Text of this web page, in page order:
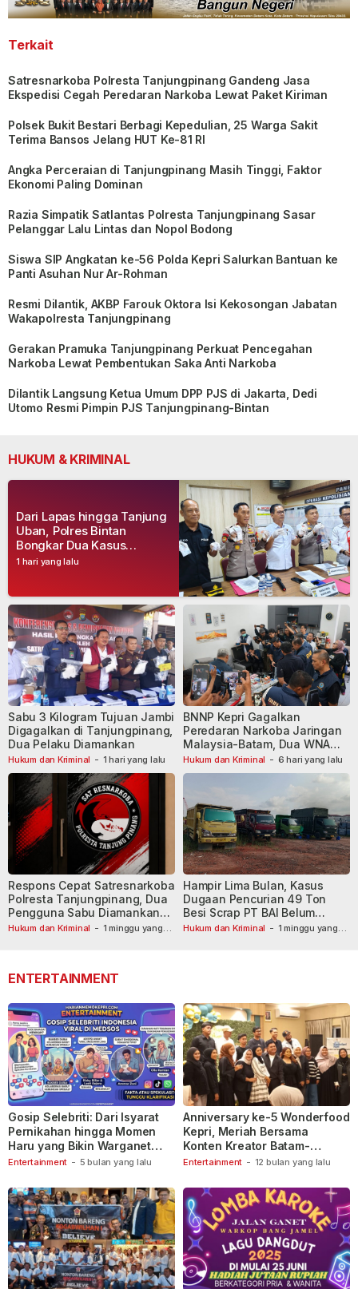
Terkait
Satresnarkoba Polresta Tanjungpinang Gandeng Jasa
Ekspedisi Cegah Peredaran Narkoba Lewat Paket Kiriman
Polsek Bukit Bestari Berbagi Kepedulian, 25 Warga Sakit
Terima Bansos Jelang HUT Ke-81 RI
Angka Perceraian di Tanjungpinang Masih Tinggi, Faktor
Ekonomi Paling Dominan
Razia Simpatik Satlantas Polresta Tanjungpinang Sasar
Pelanggar Lalu Lintas dan Nopol Bodong
Siswa SIP Angkatan ke-56 Polda Kepri Salurkan Bantuan ke
Panti Asuhan Nur Ar-Rohman
Resmi Dilantik, AKBP Farouk Oktora Isi Kekosongan Jabatan
Wakapolresta Tanjungpinang
Gerakan Pramuka Tanjungpinang Perkuat Pencegahan
Narkoba Lewat Pembentukan Saka Anti Narkoba
Dilantik Langsung Ketua Umum DPP PJS di Jakarta, Dedi
Utomo Resmi Pimpin PJS Tanjungpinang-Bintan
HUKUM & KRIMINAL
1 hari yang lalu
Dari Lapas hingga Tanjung
Uban, Polres Bintan
Bongkar Dua Kasus
Narkoba, Empat Tersangka
Hukum dan Kriminal - 1 hari yang lalu
Sabu 3 Kilogram Tujuan Jambi
Digagalkan di Tanjungpinang,
Dua Pelaku Diamankan
Hukum dan Kriminal - 6 hari yang lalu
BNNP Kepri Gagalkan
Peredaran Narkoba Jaringan
Malaysia-Batam, Dua WNA
Masih Diburu
Hukum dan Kriminal - 1 minggu yang
Respons Cepat Satresnarkoba
Polresta Tanjungpinang, Dua
Pengguna Sabu Diamankan
Usai Dilaporkan ke Call Center
Hukum dan Kriminal - 1 minggu yang
Hampir Lima Bulan, Kasus
Dugaan Pencurian 49 Ton
Besi Scrap PT BAI Belum
Tetapkan Tersangka
ENTERTAINMENT
Entertainment - 5 bulan yang lalu
Gosip Selebriti: Dari Isyarat
Pernikahan hingga Momen
Haru yang Bikin Warganet
Berspekulasi
Entertainment - 12 bulan yang lalu
Anniversary ke-5 Wonderfood
Kepri, Meriah Bersama
Konten Kreator Batam-
Tanjungpinang